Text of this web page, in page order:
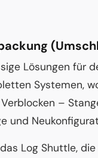
Lösungen für
Systemen,
–
und
Log Shuttle, die